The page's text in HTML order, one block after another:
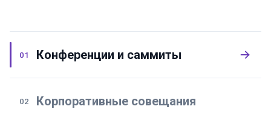
01 Конференции и саммиты
02 Корпоративные совещания